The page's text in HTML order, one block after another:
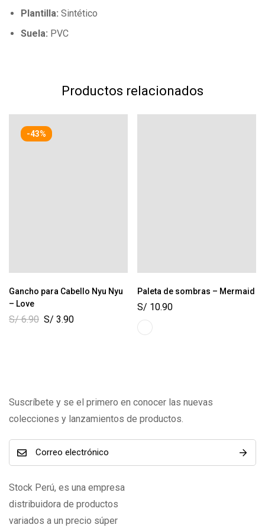
Plantilla: Sintético
Suela: PVC
Productos relacionados
-43%
Gancho para Cabello Nyu Nyu
– Love
S/6.90 S/ 3.90
Paleta de sombras – Mermaid
S/ 10.90
Suscríbete y se el primero en conocer las nuevas
colecciones y lanzamientos de productos.
Stock Perú, es una empresa
distribuidora de productos
variados a un precio súper